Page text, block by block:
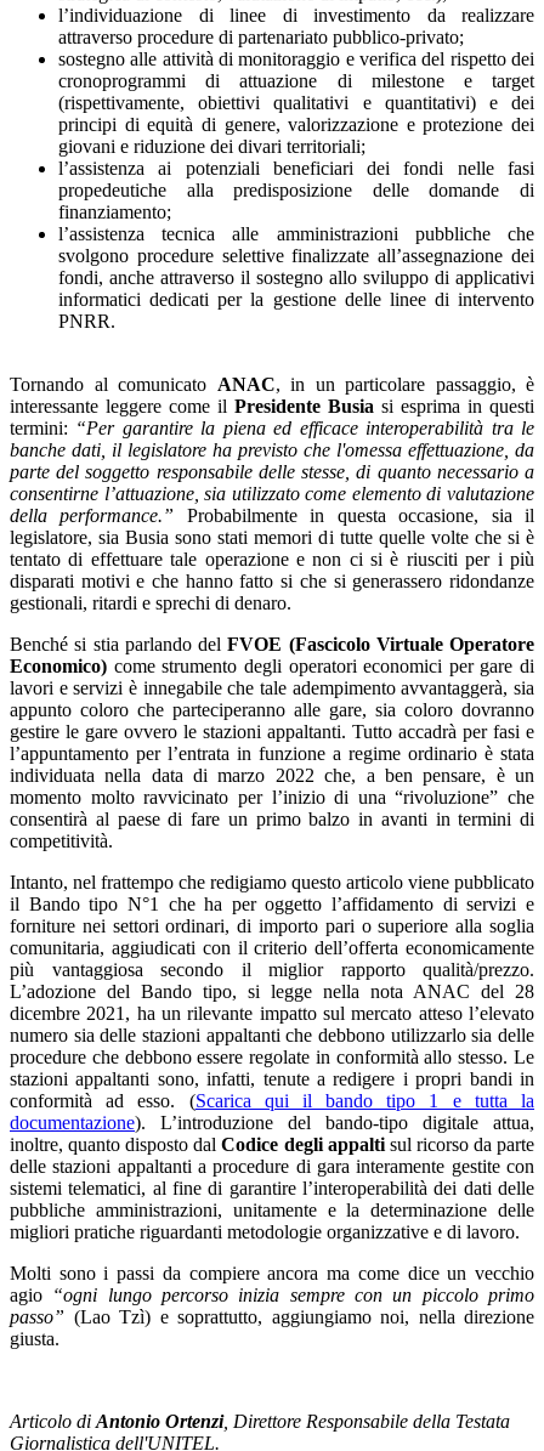
l’individuazione di linee di investimento da realizzare
attraverso procedure di partenariato pubblico-privato;
sostegno alle attività di monitoraggio e verifica del rispetto dei
cronoprogrammi di attuazione di milestone e target
(rispettivamente, obiettivi qualitativi e quantitativi) e dei
principi di equità di genere, valorizzazione e protezione dei
giovani e riduzione dei divari territoriali;
l’assistenza ai potenziali beneficiari dei fondi nelle fasi
propedeutiche alla predisposizione delle domande di
finanziamento;
l’assistenza tecnica alle amministrazioni pubbliche che
svolgono procedure selettive finalizzate all’assegnazione dei
fondi, anche attraverso il sostegno allo sviluppo di applicativi
informatici dedicati per la gestione delle linee di intervento
PNRR.
Tornando al comunicato ANAC, in un particolare passaggio, è
interessante leggere come il Presidente Busia si esprima in questi
termini: “Per garantire la piena ed efficace interoperabilità tra le
banche dati, il legislatore ha previsto che l'omessa effettuazione, da
parte del soggetto responsabile delle stesse, di quanto necessario a
consentirne l’attuazione, sia utilizzato come elemento di valutazione
della performance.” Probabilmente in questa occasione, sia il
legislatore, sia Busia sono stati memori di tutte quelle volte che si è
tentato di effettuare tale operazione e non ci si è riusciti per i più
disparati motivi e che hanno fatto si che si generassero ridondanze
gestionali, ritardi e sprechi di denaro.
Benché si stia parlando delFVOE (Fascicolo Virtuale Operatore
Economico) come strumento degli operatori economici per gare di
lavori e servizi è innegabile che tale adempimento avvantaggerà, sia
appunto coloro che parteciperanno alle gare, sia coloro dovranno
gestire le gare ovvero le stazioni appaltanti. Tutto accadrà per fasi e
l’appuntamento per l’entrata in funzione a regime ordinario è stata
individuata nella data di marzo 2022 che, a ben pensare, è un
momento molto ravvicinato per l’inizio di una “rivoluzione” che
consentirà al paese di fare un primo balzo in avanti in termini di
competitività.
Intanto, nel frattempo che redigiamo questo articolo viene pubblicato
il Bando tipo N°1 che ha per oggetto l’affidamento di servizi e
forniture nei settori ordinari, di importo pari o superiore alla soglia
comunitaria, aggiudicati con il criterio dell’offerta economicamente
più vantaggiosa secondo il miglior rapporto qualità/prezzo.
L’adozione del Bando tipo, si legge nella nota ANAC del 28
dicembre 2021, ha un rilevante impatto sul mercato atteso l’elevato
numero sia delle stazioni appaltanti che debbono utilizzarlo sia delle
procedure che debbono essere regolate in conformità allo stesso. Le
stazioni appaltanti sono, infatti, tenute a redigere i propri bandi in
conformità ad esso. (Scarica qui il bando tipo 1 e tutta la
documentazione). L’introduzione del bando-tipo digitale attua,
inoltre, quanto disposto dalCodice degli appaltisul ricorso da parte
delle stazioni appaltanti a procedure di gara interamente gestite con
sistemi telematici, al fine di garantire l’interoperabilità dei dati delle
pubbliche amministrazioni, unitamente e la determinazione delle
migliori pratiche riguardanti metodologie organizzative e di lavoro.
Molti sono i passi da compiere ancora ma come dice un vecchio
agio “ogni lungo percorso inizia sempre con un piccolo primo
passo” (Lao Tzì) e soprattutto, aggiungiamo noi, nella direzione
giusta.
Articolo di Antonio Ortenzi, Direttore Responsabile della Testata
Giornalistica dell'UNITEL.